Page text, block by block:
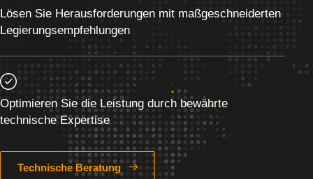
Lösen Sie Herausforderungen mit maßgeschneiderten
Legierungsempfehlungen
Optimieren Sie die Leistung durch bewährte
technische Expertise
Technische Beratung